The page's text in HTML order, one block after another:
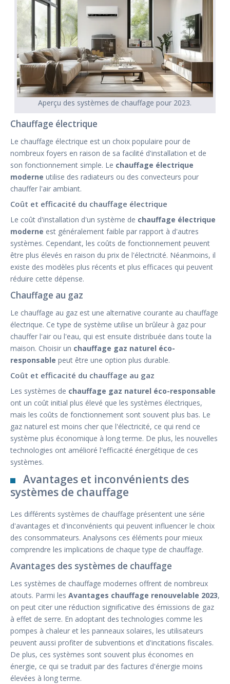
Aperçu des systèmes de chauffage pour 2023.
Chauffage électrique
Le chauffage électrique est un choix populaire pour de
nombreux foyers en raison de sa facilité d'installation et de
son fonctionnement simple. Le chauffage électrique
moderne utilise des radiateurs ou des convecteurs pour
chauffer l'air ambiant.
Coût et efficacité du chauffage électrique
Le coût d'installation d'un système de chauffage électrique
moderne est généralement faible par rapport à d'autres
systèmes. Cependant, les coûts de fonctionnement peuvent
être plus élevés en raison du prix de l'électricité. Néanmoins, il
existe des modèles plus récents et plus efficaces qui peuvent
réduire cette dépense.
Chauffage au gaz
Le chauffage au gaz est une alternative courante au chauffage
électrique. Ce type de système utilise un brûleur à gaz pour
chauffer l'air ou l'eau, qui est ensuite distribuée dans toute la
maison. Choisir un chauffage gaz naturel éco-
responsable peut être une option plus durable.
Coût et efficacité du chauffage au gaz
Les systèmes de chauffage gaz naturel éco-responsable
ont un coût initial plus élevé que les systèmes électriques,
mais les coûts de fonctionnement sont souvent plus bas. Le
gaz naturel est moins cher que l'électricité, ce qui rend ce
système plus économique à long terme. De plus, les nouvelles
technologies ont amélioré l'efficacité énergétique de ces
systèmes.
Avantages et inconvénients des
systèmes de chauffage
Les différents systèmes de chauffage présentent une série
d'avantages et d'inconvénients qui peuvent influencer le choix
des consommateurs. Analysons ces éléments pour mieux
comprendre les implications de chaque type de chauffage.
Avantages des systèmes de chauffage
Les systèmes de chauffage modernes offrent de nombreux
atouts. Parmi les Avantages chauffage renouvelable 2023,
on peut citer une réduction significative des émissions de gaz
à effet de serre. En adoptant des technologies comme les
pompes à chaleur et les panneaux solaires, les utilisateurs
peuvent aussi profiter de subventions et d'incitations fiscales.
De plus, ces systèmes sont souvent plus économes en
énergie, ce qui se traduit par des factures d'énergie moins
élevées à long terme.